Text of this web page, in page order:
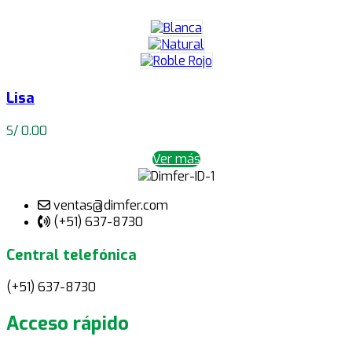
Lisa
S/0.00
Ver más
ventas@dimfer.com
(+51) 637-8730
Central telefónica
(+51) 637-8730
Acceso rápido